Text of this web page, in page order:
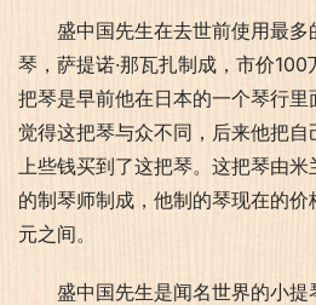
盛中国先生在去世前使用最
琴，萨提诺·那瓦扎制成，市价
把琴是早前他在日本的一个琴行
觉得这把琴与众不同，后来他把
上些钱买到了这把琴。这把琴由米
的制琴师制成，他制的琴现在的
元之间。
盛中国先生是闻名世界的小